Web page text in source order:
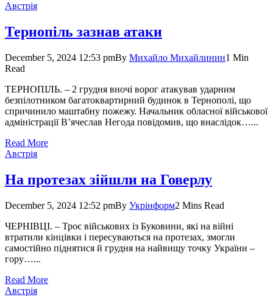
Австрія
Тернопіль зазнав атаки
December 5, 2024 12:53 pmBy Михайло Михайлинин1 Min
Read
ТЕРНОПІЛЬ. – 2 грудня вночі ворог атакував ударним
безпілотником багатоквартирний будинок в Тернополі, що
спричинило маштабну пожежу. Начальник обласної військової
адміністрації В’ячеслав Негода повідомив, що внаслідок…...
Read More
Австрія
На протезах зійшли на Говерлу
December 5, 2024 12:52 pmBy Укрінформ2 Mins Read
ЧЕРНІВЦІ. – Троє військових із Буковини, які на війні
втратили кінцівки і пересуваються на протезах, змогли
самостійно піднятися й грудня на найвищу точку України –
гору…...
Read More
Австрія